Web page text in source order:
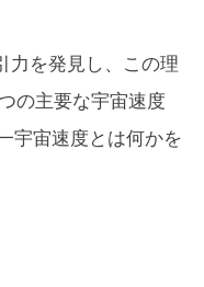
力を発見し、この理
の主要な宇宙速度
宇宙速度とは何かを